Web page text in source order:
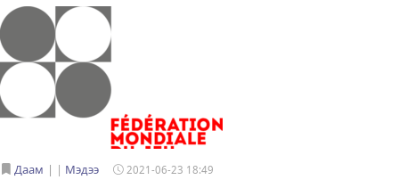
Даам | Мэдээ 2021-06-23 18:49